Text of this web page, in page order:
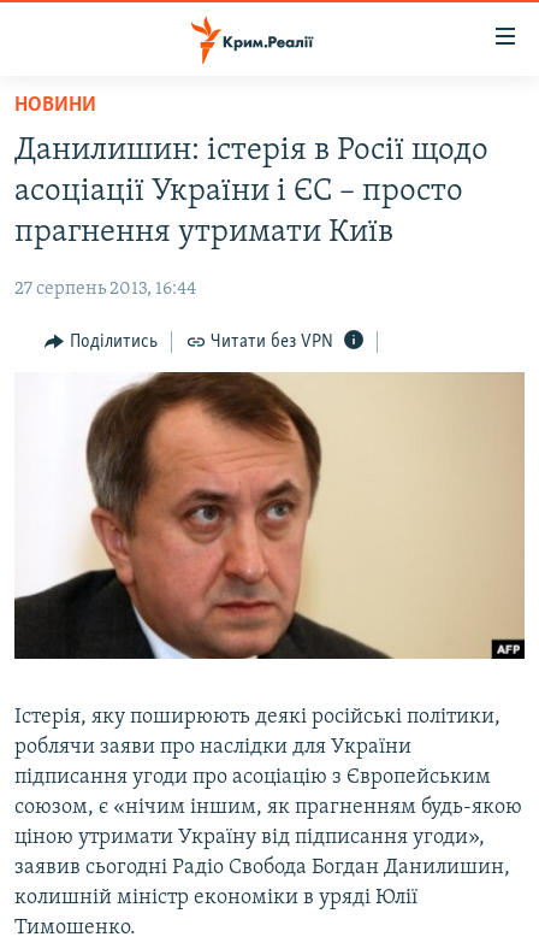
Перейти
основного
матеріалу
до
основної
навігації
Перейти
ВОДА.КРИМ
БЛОГИ
ПОГЛЯД
ВСЕ ЗА ДЕНЬ
СПЕЦПРОЕКТИ
ДЕПОРТАЦІЯ
ВІДЕОУРОКИ «ELIFBE»
СВІДЧЕННЯ ОКУПАЦІЇ
УКРАЇНСЬКА ПРОБЛЕМА КРИМУ
ЯК ОБІЙТИ БЛОКУВАННЯ
Русский
Усі сайти RFE/RL
НОВИНИ
Данилишин: істерія в Росії щодо
асоціації України і ЄС – просто
прагнення утримати Київ
27 серпень 2013, 16:44
Поділитись Читати без VPN
Істерія, яку поширюють деякі російські політики,
роблячи заяви про наслідки для України
підписання угоди про асоціацію з Європейським
союзом, є «нічим іншим, як прагненням будь-якою
ціною утримати Україну від підписання угоди»,
заявив сьогодні Радіо Свобода Богдан Данилишин,
колишній міністр економіки в уряді Юлії
Тимошенко.